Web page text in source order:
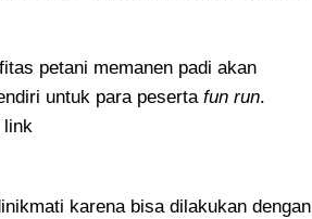
petani memanen padi akan
untuk para pesertafun run.
link
karena bisa dilakukan dengan